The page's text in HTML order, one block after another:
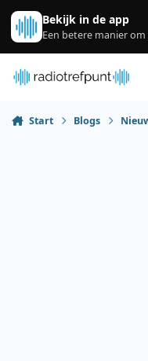
Spring naar bijdragen
Bekijk in de app
Een betere manier
Start Blogs